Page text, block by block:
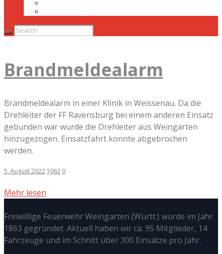
Brandmeldealarm
Brandmeldealarm in einer Klinik in Weissenau. Da die
Drehleiter der FF Ravensburg bei einem anderen Einsatz
gebunden war wurde die Drehleiter aus Weingarten
hinzugezogen. Einsatzfahrt konnte abgebrochen
werden.
5. August 2022 1062 0
Mehr lesen
Freiwillige Feuerwehr Weingarten (Württ.) wurde im Jahr
1863 gegründet. Aktuell haben wir ca. 95 Mitglieder, 14
Fahrzeuge und im Schnitt über 300 Einsätze pro Jahr.